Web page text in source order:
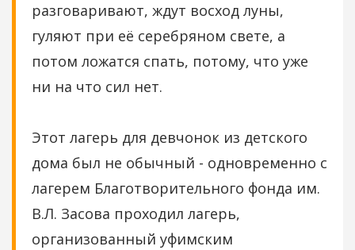
разговаривают, ждут восход луны,
гуляют при её серебряном свете, а
потом ложатся спать, потому, что уже
ни на что сил нет.
Этот лагерь для девчонок из детского
дома был не обычный - одновременно с
лагерем Благотворительного фонда им.
В.Л. Засова проходил лагерь,
организованный уфимским